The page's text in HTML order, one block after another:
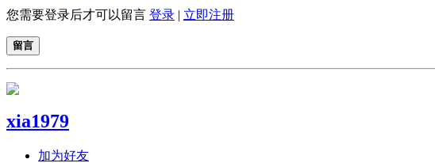
您需要登录后才可以留言 登录 | 立即注册
留言
xia1979
加为好友